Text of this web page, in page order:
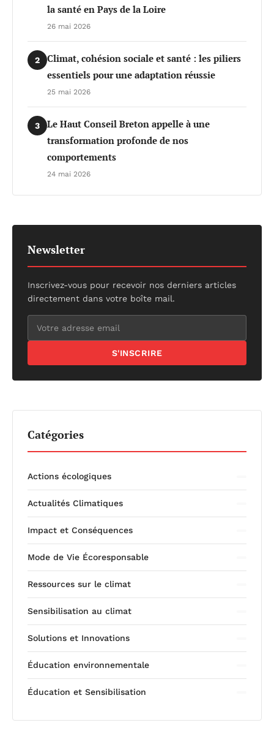
la santé en Pays de la Loire
26 mai 2026
2
Climat, cohésion sociale et santé : les piliers
essentiels pour une adaptation réussie
25 mai 2026
3
Le Haut Conseil Breton appelle à une
transformation profonde de nos
comportements
24 mai 2026
Newsletter
Inscrivez-vous pour recevoir nos derniers articles
directement dans votre boîte mail.
S'INSCRIRE
Catégories
Actions écologiques
Actualités Climatiques
Impact et Conséquences
Mode de Vie Écoresponsable
Ressources sur le climat
Sensibilisation au climat
Solutions et Innovations
Éducation environnementale
Éducation et Sensibilisation